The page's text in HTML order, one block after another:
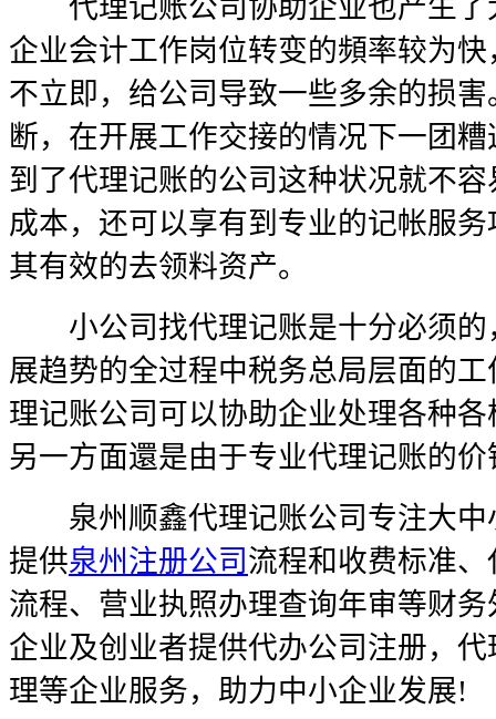
代理记账公司协助企业也产生了
企业会计工作岗位转变的頻率较为
不立即，给公司导致一些多余的损
断，在开展工作交接的情况下一团
到了代理记账的公司这种状况就不
成本，还可以享有到专业的记帐服
其有效的去领料资产。
小公司找代理记账是十分必须的
展趋势的全过程中税务总局层面的
理记账公司可以协助企业处理各种
另一方面還是由于专业代理记账的
泉州顺鑫代理记账公司专注大中
提供泉州注册公司 流程和收费标准
流程、营业执照办理查询年审等财
企业及创业者提供代办公司注册，
理等企业服务，助力中小企业发展!